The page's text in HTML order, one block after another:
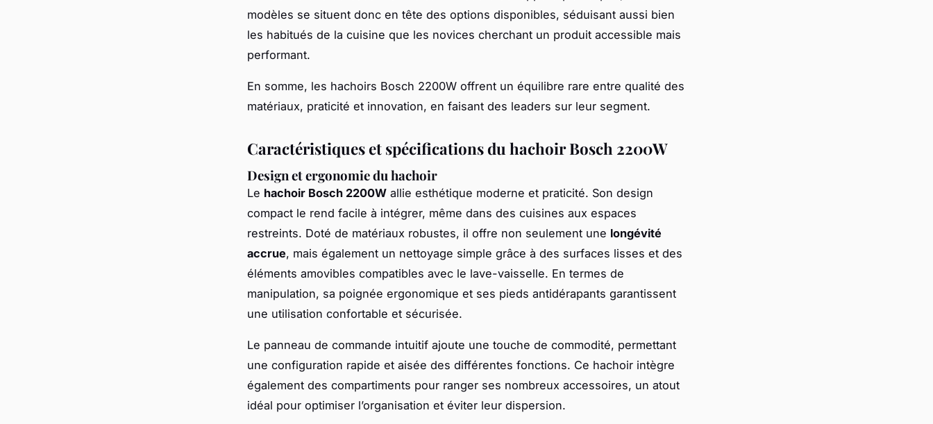
modèles se situent donc en tête des options disponibles, séduisant aussi bien
les habitués de la cuisine que les novices cherchant un produit accessible mais
performant.
En somme, les hachoirs Bosch 2200W offrent un équilibre rare entre qualité des
matériaux, praticité et innovation, en faisant des leaders sur leur segment.
Caractéristiques et spécifications du hachoir Bosch 2200W
Design et ergonomie du hachoir
Le hachoir Bosch 2200W allie esthétique moderne et praticité. Son design
compact le rend facile à intégrer, même dans des cuisines aux espaces
restreints. Doté de matériaux robustes, il offre non seulement une longévité
accrue, mais également un nettoyage simple grâce à des surfaces lisses et des
éléments amovibles compatibles avec le lave-vaisselle. En termes de
manipulation, sa poignée ergonomique et ses pieds antidérapants garantissent
une utilisation confortable et sécurisée.
Le panneau de commande intuitif ajoute une touche de commodité, permettant
une configuration rapide et aisée des différentes fonctions. Ce hachoir intègre
également des compartiments pour ranger ses nombreux accessoires, un atout
idéal pour optimiser l’organisation et éviter leur dispersion.